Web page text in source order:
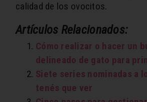
calidad de los ovocitos.
Artículos Relacionados:
Cómo realizar o hacer un
delineado de gato para
Siete series nominadas a
tenés que ver